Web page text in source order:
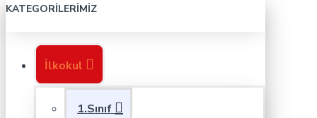
KATEGORILERIMIZ
İlkokul
1.Sınıf